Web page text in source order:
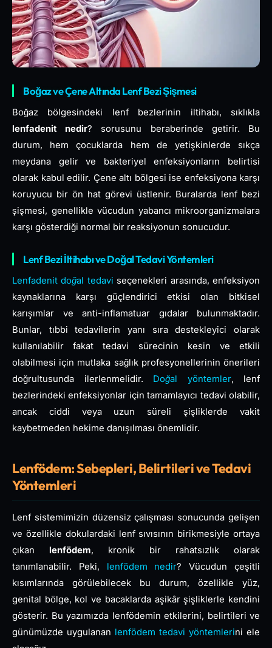
Boğaz ve Çene Altında Lenf Bezi Şişmesi
Boğaz bölgesindeki lenf bezlerinin iltihabı, sıklıkla
lenfadenit nedir? sorusunu beraberinde getirir. Bu
durum, hem çocuklarda hem de yetişkinlerde sıkça
meydana gelir ve bakteriyel enfeksiyonların belirtisi
olarak kabul edilir. Çene altı bölgesi ise enfeksiyona karşı
koruyucu bir ön hat görevi üstlenir. Buralarda lenf bezi
şişmesi, genellikle vücudun yabancı mikroorganizmalara
karşı gösterdiği normal bir reaksiyonun sonucudur.
Lenf Bezi İltihabı ve Doğal Tedavi Yöntemleri
Lenfadenit doğal tedavi seçenekleri arasında, enfeksiyon
kaynaklarına karşı güçlendirici etkisi olan bitkisel
karışımlar ve anti-inflamatuar gıdalar bulunmaktadır.
Bunlar, tıbbi tedavilerin yanı sıra destekleyici olarak
kullanılabilir fakat tedavi sürecinin kesin ve etkili
olabilmesi için mutlaka sağlık profesyonellerinin önerileri
doğrultusunda ilerlenmelidir. Doğal yöntemler, lenf
bezlerindeki enfeksiyonlar için tamamlayıcı tedavi olabilir,
ancak ciddi veya uzun süreli şişliklerde vakit
kaybetmeden hekime danışılması önemlidir.
Lenfödem: Sebepleri, Belirtileri ve Tedavi
Yöntemleri
Lenf sistemimizin düzensiz çalışması sonucunda gelişen
ve özellikle dokulardaki lenf sıvısının birikmesiyle ortaya
çıkan lenfödem, kronik bir rahatsızlık olarak
tanımlanabilir. Peki, lenfödem nedir? Vücudun çeşitli
kısımlarında görülebilecek bu durum, özellikle yüz,
genital bölge, kol ve bacaklarda aşikâr şişliklerle kendini
gösterir. Bu yazımızda lenfödemin etkilerini, belirtileri ve
günümüzde uygulanan lenfödem tedavi yöntemlerini ele